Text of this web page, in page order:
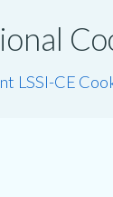
LSSI-CE